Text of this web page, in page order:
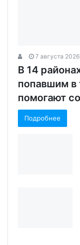
7 августа 2026
В 14
попавшим в
помогают
Подробнее